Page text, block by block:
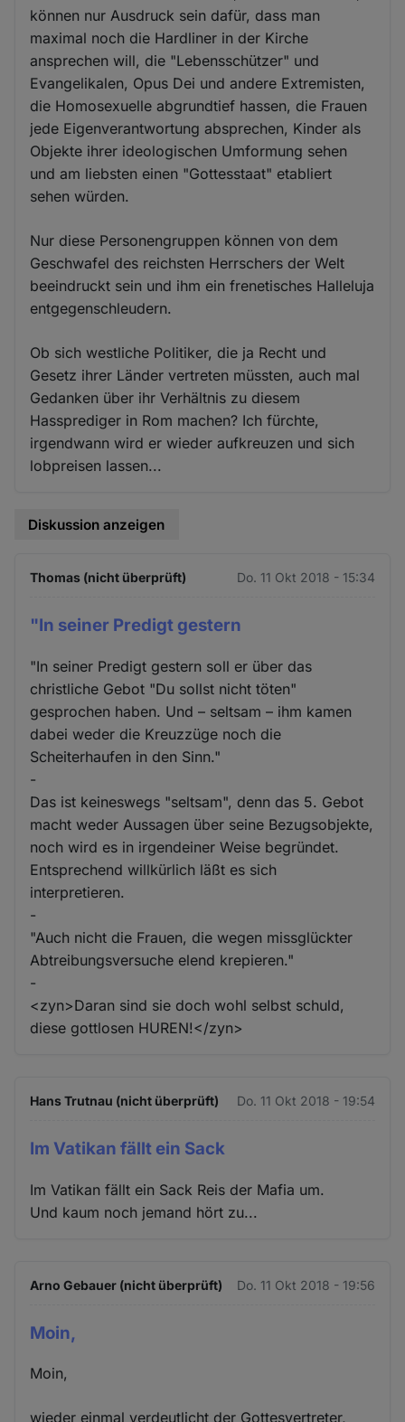
können nur Ausdruck sein dafür, dass man
maximal noch die Hardliner in der Kirche
ansprechen will, die "Lebensschützer" und
Evangelikalen, Opus Dei und andere Extremisten,
die Homosexuelle abgrundtief hassen, die Frauen
jede Eigenverantwortung absprechen, Kinder als
Objekte ihrer ideologischen Umformung sehen
und am liebsten einen "Gottesstaat" etabliert
sehen würden.
Nur diese Personengruppen können von dem
Geschwafel des reichsten Herrschers der Welt
beeindruckt sein und ihm ein frenetisches Halleluja
entgegenschleudern.
Ob sich westliche Politiker, die ja Recht und
Gesetz ihrer Länder vertreten müssten, auch mal
Gedanken über ihr Verhältnis zu diesem
Hassprediger in Rom machen? Ich fürchte,
irgendwann wird er wieder aufkreuzen und sich
lobpreisen lassen...
Diskussion anzeigen
Thomas (nicht überprüft) Do. 11 Okt 2018 - 15:34
"In seiner Predigt gestern
"In seiner Predigt gestern soll er über das
christliche Gebot "Du sollst nicht töten"
gesprochen haben. Und – seltsam – ihm kamen
dabei weder die Kreuzzüge noch die
Scheiterhaufen in den Sinn."
-
Das ist keineswegs "seltsam", denn das 5. Gebot
macht weder Aussagen über seine Bezugsobjekte,
noch wird es in irgendeiner Weise begründet.
Entsprechend willkürlich läßt es sich
interpretieren.
-
"Auch nicht die Frauen, die wegen missglückter
Abtreibungsversuche elend krepieren."
-
<zyn>Daran sind sie doch wohl selbst schuld,
diese gottlosen HUREN!</zyn>
Hans Trutnau (nicht überprüft) Do. 11 Okt 2018 - 19:54
Im Vatikan fällt ein Sack
Im Vatikan fällt ein Sack Reis der Mafia um.
Und kaum noch jemand hört zu...
Arno Gebauer (nicht überprüft) Do. 11 Okt 2018 - 19:56
Moin,
Moin,
wieder einmal verdeutlicht der Gottesvertreter,